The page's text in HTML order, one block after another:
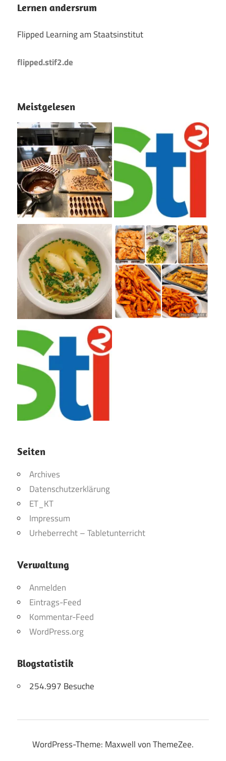
Lernen andersrum
Flipped Learning am Staatsinstitut
flipped.stif2.de
Meistgelesen
Seiten
Archives
Datenschutzerklärung
ET_KT
Impressum
Urheberrecht – Tabletunterricht
Verwaltung
Anmelden
Eintrags-Feed
Kommentar-Feed
WordPress.org
Blogstatistik
254.997 Besuche
WordPress-Theme: Maxwell von ThemeZee.